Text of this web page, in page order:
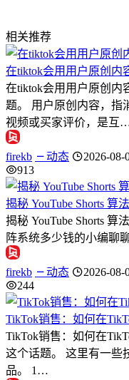
相关推荐
在tiktok会用用户原创内
在tiktok会用用户原创内
题。 用户原创内容，指
视频或买家评价，是互
firekb 动态
2026-08-
913
揭秘 YouTube Shorts 算
揭秘 YouTube Shorts 算
阵系统多少钱的小编聊
firekb 动态
2026-08-
244
TikTok销售：如何在
TikTok销售：如何在
这个话题。 这里有一些
品。 1…